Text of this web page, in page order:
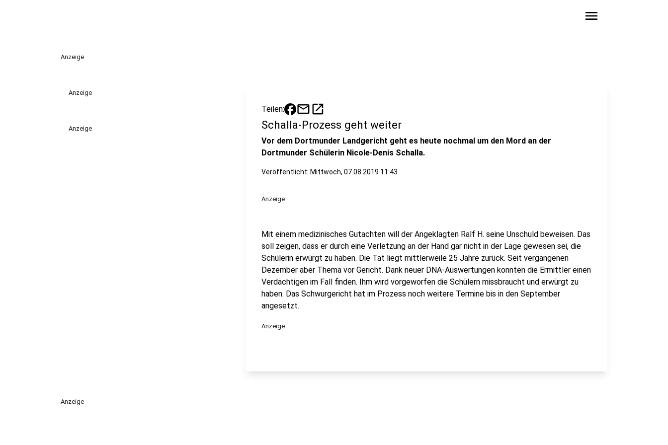
menu
Anzeige
Anzeige
Anzeige
Teilen: mailopen_in_new
Schalla-Prozess geht weiter
Vor dem Dortmunder Landgericht geht es heute nochmal um den Mord an der
Dortmunder Schülerin Nicole-Denis Schalla.
Veröffentlicht: Mittwoch, 07.08.2019 11:43
Anzeige
Mit einem medizinisches Gutachten will der Angeklagten Ralf H. seine Unschuld beweisen. Das
soll zeigen, dass er durch eine Verletzung an der Hand gar nicht in der Lage gewesen sei, die
Schülerin erwürgt zu haben. Die Tat liegt mittlerweile 25 Jahre zurück. Seit vergangenen
Dezember aber Thema vor Gericht. Dank neuer DNA-Auswertungen konnten die Ermittler einen
Verdächtigen im Fall finden. Ihm wird vorgeworfen die Schülern missbraucht und erwürgt zu
haben. Das Schwurgericht hat im Prozess noch weitere Termine bis in den September
angesetzt.
Anzeige
Anzeige